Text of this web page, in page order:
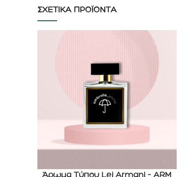
ΣΧΕΤΙΚΆ ΠΡΟΪΌΝΤΑ
ΕΠΙΛΟΓΉ
Άρωμα Τύπου Lei Armani – ARM